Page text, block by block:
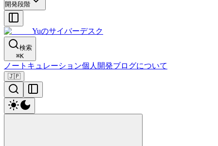
開発段階
Yuのサイバーデスク
検索
⌘K
ノート キュレーション個人開発ブログについて
🇯🇵